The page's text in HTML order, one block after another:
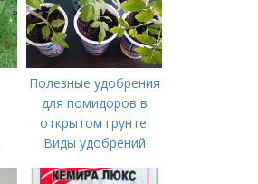
Полезные удобрения
для помидоров в
открытом грунте.
Виды удобрений